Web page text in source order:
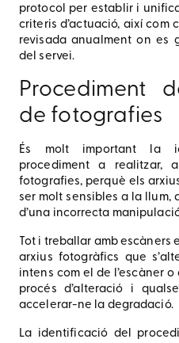
protocol per establir i
criteris d’actuació, així
revisada anualment on es
del servei.
Procediment
de fotografies
És molt important la
procediment a realitzar,
fotografies, perquè els
ser molt sensibles a la llum,
d’una incorrecta
Tot i treballar amb escàners
arxius fotogràfics que
intens com el de l’escàner
procés d’alteració i
accelerar-ne la degradació.
La identificació del